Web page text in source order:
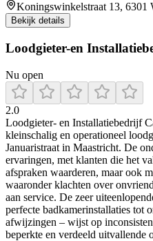
Koningswinkelstraat 13, 6301
Bekijk details
Loodgieter-en
Nu open
2.0
Loodgieter‑ en Installatiebedrijf
kleinschalig en operationeel
Januaristraat in Maastricht. De
ervaringen, met klanten die het
afspraken waarderen, maar ook
waaronder klachten over
aan service. De zeer
perfecte badkamerinstallaties tot
afwijzingen – wijst op
beperkte en verdeeld